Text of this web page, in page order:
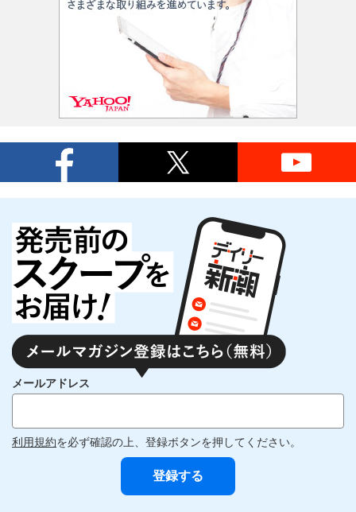
メールアドレス
利用規約を必ず確認の上、登録ボタンを押してください。